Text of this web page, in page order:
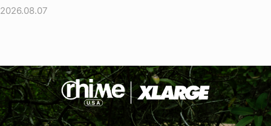
2026.08.07